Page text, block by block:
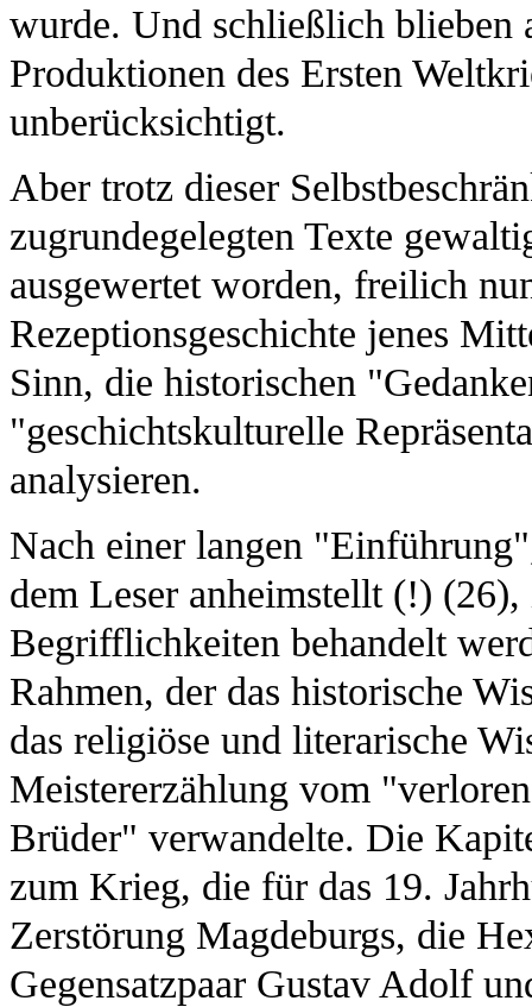
wurde. Und schließlich blieben
Produktionen des Ersten
unberücksichtigt.
Aber trotz dieser
zugrundegelegten Texte
ausgewertet worden, freilich
Rezeptionsgeschichte jenes
Sinn, die historischen
"geschichtskulturelle
analysieren.
Nach einer langen
dem Leser anheimstellt (!)
Begrifflichkeiten behandelt
Rahmen, der das historische
das religiöse und literarische
Meistererzählung vom
Brüder" verwandelte. Die
zum Krieg, die für das 19.
Zerstörung Magdeburgs, die
Gegensatzpaar Gustav Adolf